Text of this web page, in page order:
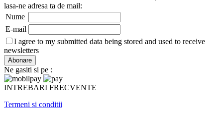
lasa-ne adresa ta de mail:
Nume
E-mail
I agree to my submitted data being stored and used to receive
newsletters
Ne gasiti si pe :
INTREBARI FRECVENTE
Termeni si conditii